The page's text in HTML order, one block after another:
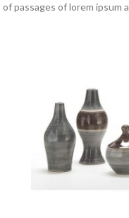
passages of lorem ipsum